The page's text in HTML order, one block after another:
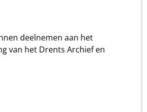
deelnemen aan het
van het Drents Archief en